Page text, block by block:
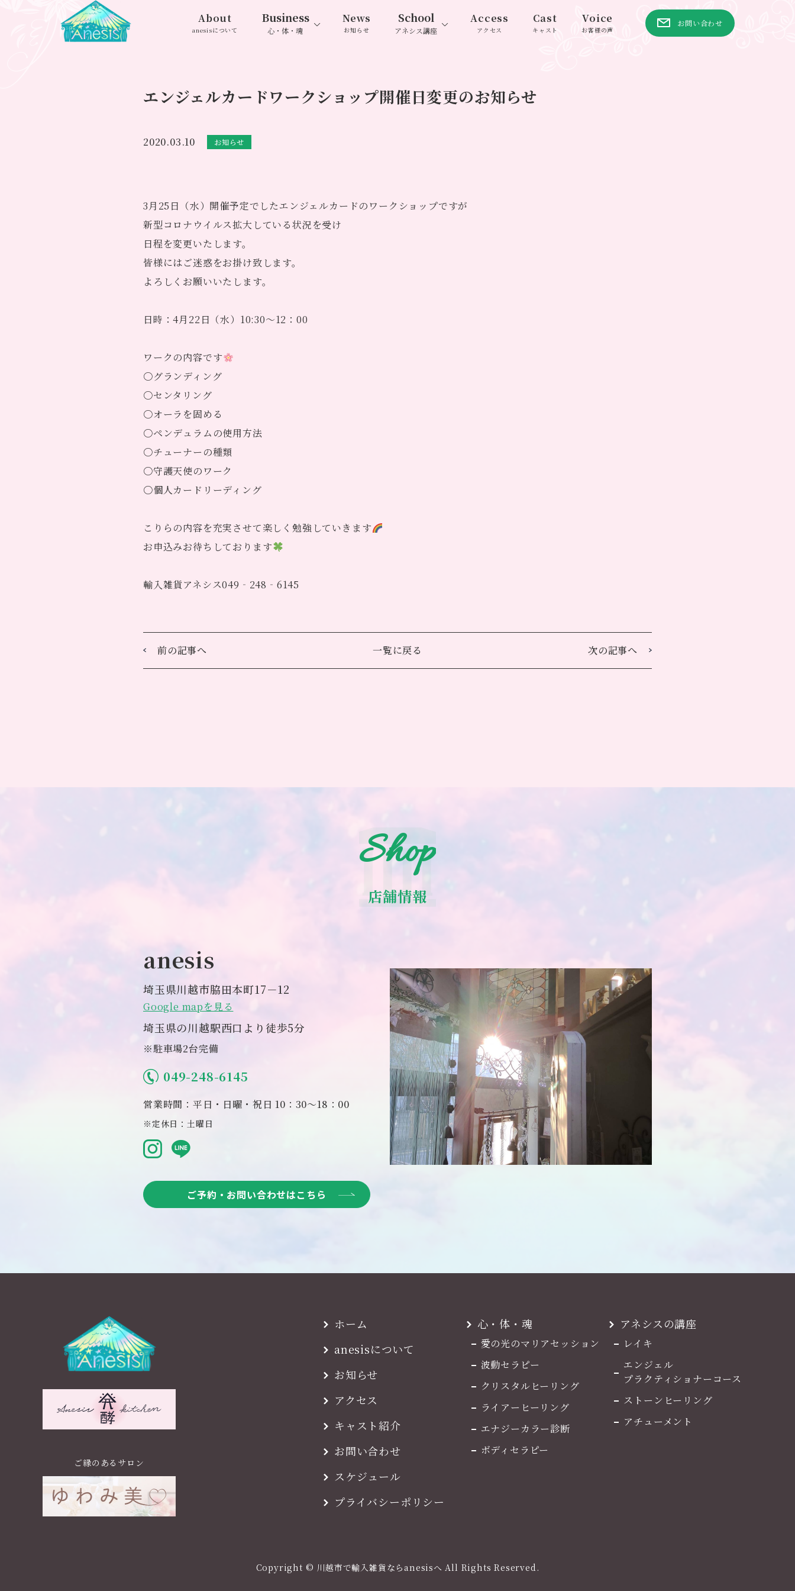
About
anesisについて
Business
心・体・魂
News
お知らせ
School
アネシス講座
Access
アクセス
Cast
キャスト
Voice
お客様の声
お問い合わせ
エンジェルカードワークショップ開催日変更のお知らせ
2020.03.10 お知らせ
3月25日（水）開催予定でしたエンジェルカードのワークショップですが
新型コロナウイルス拡大している状況を受け
日程を変更いたします。
皆様にはご迷惑をお掛け致します。
よろしくお願いいたします。
日時：4月22日（水）10:30～12：00
ワークの内容です
〇グランディング
〇センタリング
〇オーラを固める
〇ペンデュラムの使用方法
〇チューナーの種類
〇守護天使のワーク
〇個人カードリーディング
こりらの内容を充実させて楽しく勉強していきます
お申込みお待ちしております
輸入雑貨アネシス049‐248‐6145
前の記事へ 一覧に戻る 次の記事へ
Shop
店舗情報
anesis
埼玉県川越市脇田本町17－12
Google mapを見る
埼玉県の川越駅西口より徒歩5分
※駐車場2台完備
049-248-6145
営業時間：平日・日曜・祝日 10：30～18：00
※定休日：土曜日
ご予約・お問い合わせはこちら
ご縁のあるサロン
ホーム
anesisについて
お知らせ
アクセス
キャスト紹介
お問い合わせ
スケジュール
プライバシーポリシー
心・体・魂
愛の光のマリアセッション
波動セラピー
クリスタルヒーリング
ライアーヒーリング
エナジーカラー診断
ボディセラピー
アネシスの講座
レイキ
エンジェル
プラクティショナーコース
ストーンヒーリング
アチューメント
Copyright © 川越市で輸入雑貨ならanesisへ All Rights Reserved.